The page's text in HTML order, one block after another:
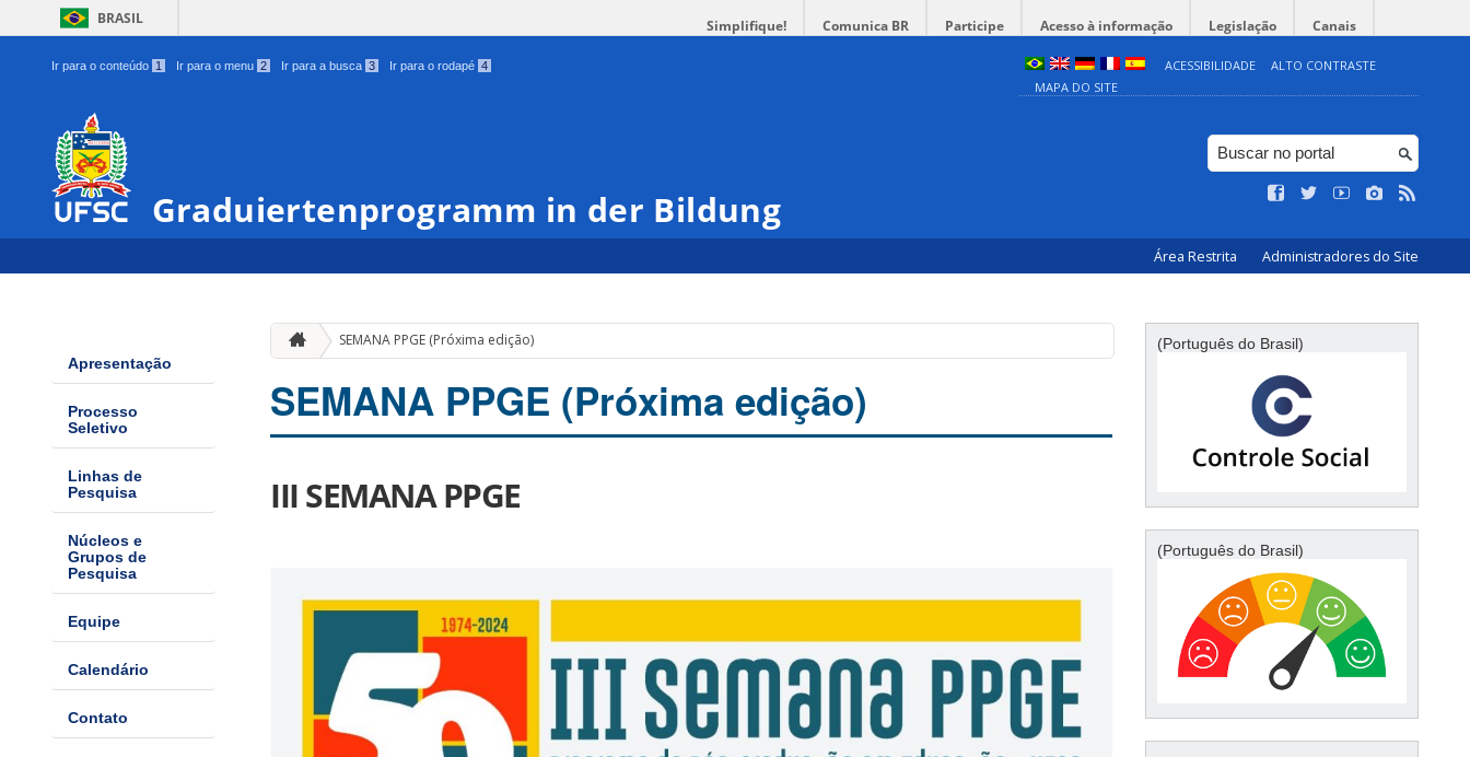
BRASIL Simplifique! Comunica BR Participe Acesso à informação Legislação Canais
Ir para o conteúdo 1 Ir para o menu 2 Ir para a busca 3 Ir para o rodapé 4 ACESSIBILIDADE
ALTO CONTRASTE
MAPA DO SITE
Graduiertenprogramm in der Bildung
Área Restrita Administradores do Site
Apresentação
Processo
Seletivo
Linhas de
Pesquisa
Núcleos e
Grupos de
Pesquisa
Equipe
Calendário
Contato
SEMANA PPGE (Próxima edição)
SEMANA PPGE (Próxima edição)
III SEMANA PPGE
(Português do Brasil)
(Português do Brasil)